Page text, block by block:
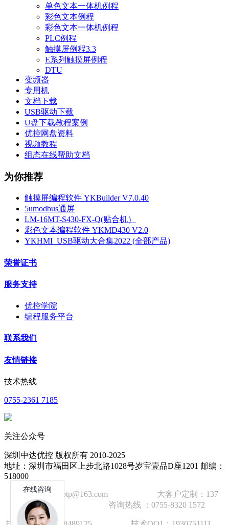
单色文本一体机例程
彩色文本例程
彩色文本一体机例程
PLC例程
触摸屏例程3.3
E系列触摸屏例程
DTU
变频器
专用机
文档下载
USB驱动下载
U盘下载教程案例
优控网盘资料
视频教程
组态在线帮助文档
为你推荐
触摸屏编程软件 YKBuilder V7.0.40
5umodbus通屏
LM-16MT-S430-FX-Q(贴合机）
彩色文本编程软件 YKMD430 V2.0
YKHMI_USB驱动大合集2022 (全部产品)
荣誉证书
服务支持
优控学院
编程服务平台
联系我们
友情链接
技术热线
0755-2361 7185
关注公众号
深圳中达优控 版权所有 2010-2025
地址：深圳市福田区上步北路1028号岁宝壹品D座1201 邮编：
518000
技术邮箱：wzbtp@163.com 大客户定制：137
1392 2586 咨询热线 ：0755-8320 1572